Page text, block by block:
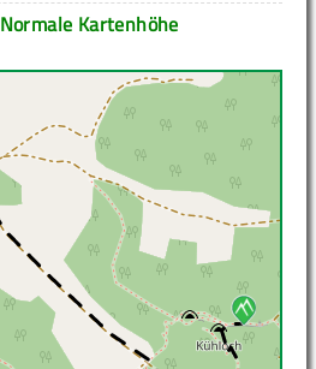
Normale Kartenhöhe